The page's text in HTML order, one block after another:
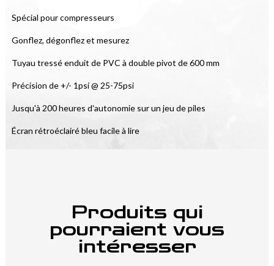
Spécial pour compresseurs
Gonflez, dégonflez et mesurez
Tuyau tressé enduit de PVC à double pivot de 600 mm
Précision de +/- 1psi @ 25-75psi
Jusqu'à 200 heures d'autonomie sur un jeu de piles
Écran rétroéclairé bleu facile à lire
Produits qui
pourraient vous
intéresser